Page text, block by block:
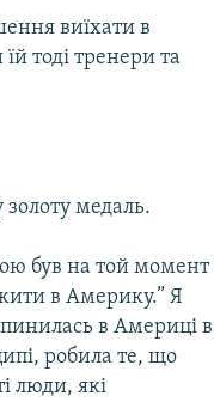
виїхати в
тоді тренери та
золоту медаль.
був на той момент
в Америку.” Я
в Америці в
робила те, що
люди, які